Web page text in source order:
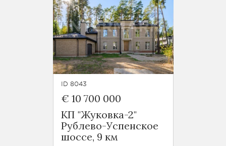
ID 8043
€ 10 700 000
КП "Жуковка-2"
Рублево-Успенское
шоссе, 9 км